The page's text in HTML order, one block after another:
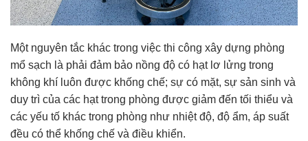
Một nguyên tắc khác trong việc thi công xây dựng phòng
mổ sạch là phải đảm bảo nồng độ có hạt lơ lửng trong
không khí luôn được khống chế; sự có mặt, sự sản sinh và
duy trì của các hạt trong phòng được giảm đến tối thiểu và
các yếu tố khác trong phòng như nhiệt độ, độ ẩm, áp suất
đều có thể khống chế và điều khiển.